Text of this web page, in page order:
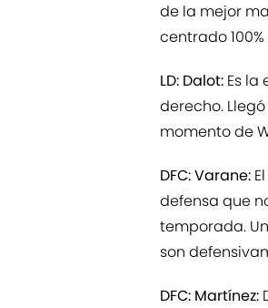
de la mejor
centrado
LD: Dalot: Es
derecho.
momento de
DFC: Varane:
defensa que
temporada.
son
DFC: Martínez: